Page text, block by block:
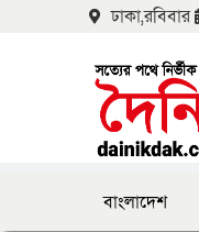
ঢাকা,রবিবার
বাংলাদেশ